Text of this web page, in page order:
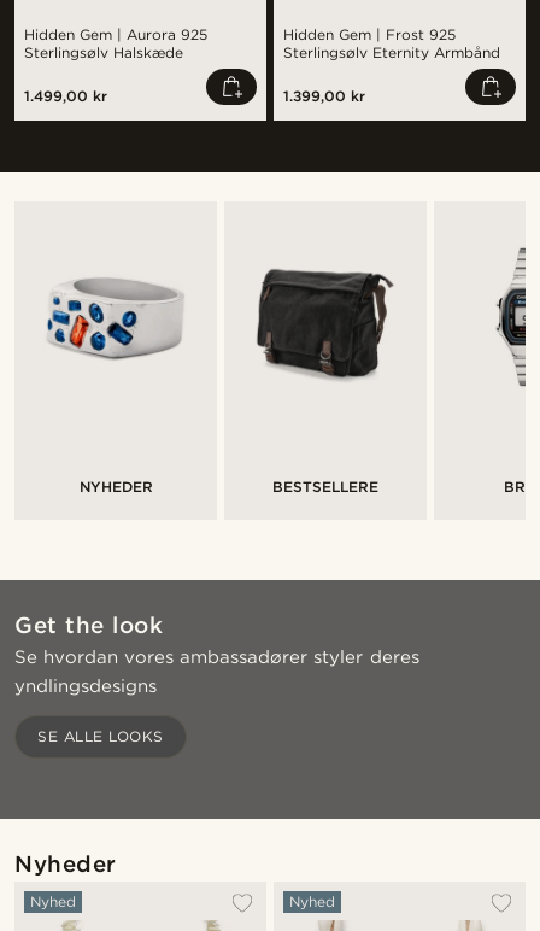
Hidden Gem | Aurora 925
Sterlingsølv Halskæde
1.499,00 kr
Hidden Gem | Frost 925
Sterlingsølv Eternity Armbånd
1.399,00 kr
NYHEDER BESTSELLERE
Get the look
Se hvordan vores ambassadører styler deres
yndlingsdesigns
SE ALLE LOOKS
Nyheder
Nyhed Nyhed